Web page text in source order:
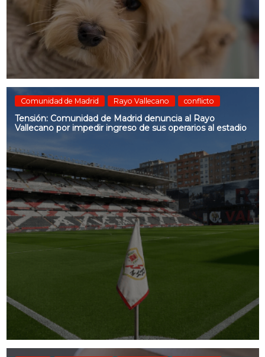
Comunidad de Madrid Rayo Vallecano conflicto
Tensión: Comunidad de Madrid denuncia al Rayo
Vallecano por impedir ingreso de sus operarios al estadio